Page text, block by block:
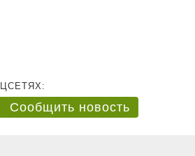
Сообщить новость